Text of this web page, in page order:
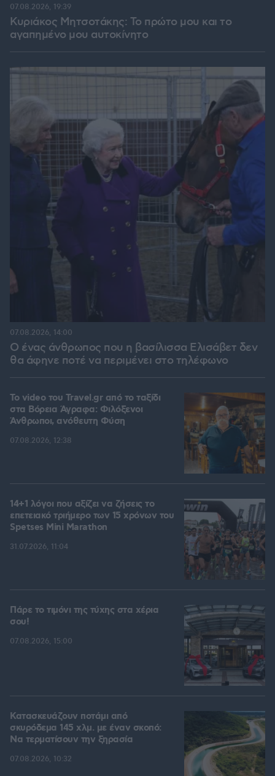
Κυριάκος Μητσοτάκης: Το πρώτο μου και το
αγαπημένο μου αυτοκίνητο
07.08.2026, 19:39
Ο ένας άνθρωπος που η βασίλισσα Ελισάβετ δεν
θα άφηνε ποτέ να περιμένει στο τηλέφωνο
07.08.2026, 14:00
To video του Travel.gr από το ταξίδι
στα Βόρεια Άγραφα: Φιλόξενοι
Άνθρωποι, ανόθευτη Φύση
07.08.2026, 12:38
14+1 λόγοι που αξίζει να ζήσεις το
επετειακό τριήμερο των 15 χρόνων του
Spetses Mini Marathon
31.07.2026, 11:04
Πάρε το τιμόνι της τύχης στα χέρια
σου!
07.08.2026, 15:00
Κατασκευάζουν ποτάμι από
σκυρόδεμα 145 χλμ. με έναν σκοπό:
Να τερματίσουν την ξηρασία
07.08.2026, 10:32